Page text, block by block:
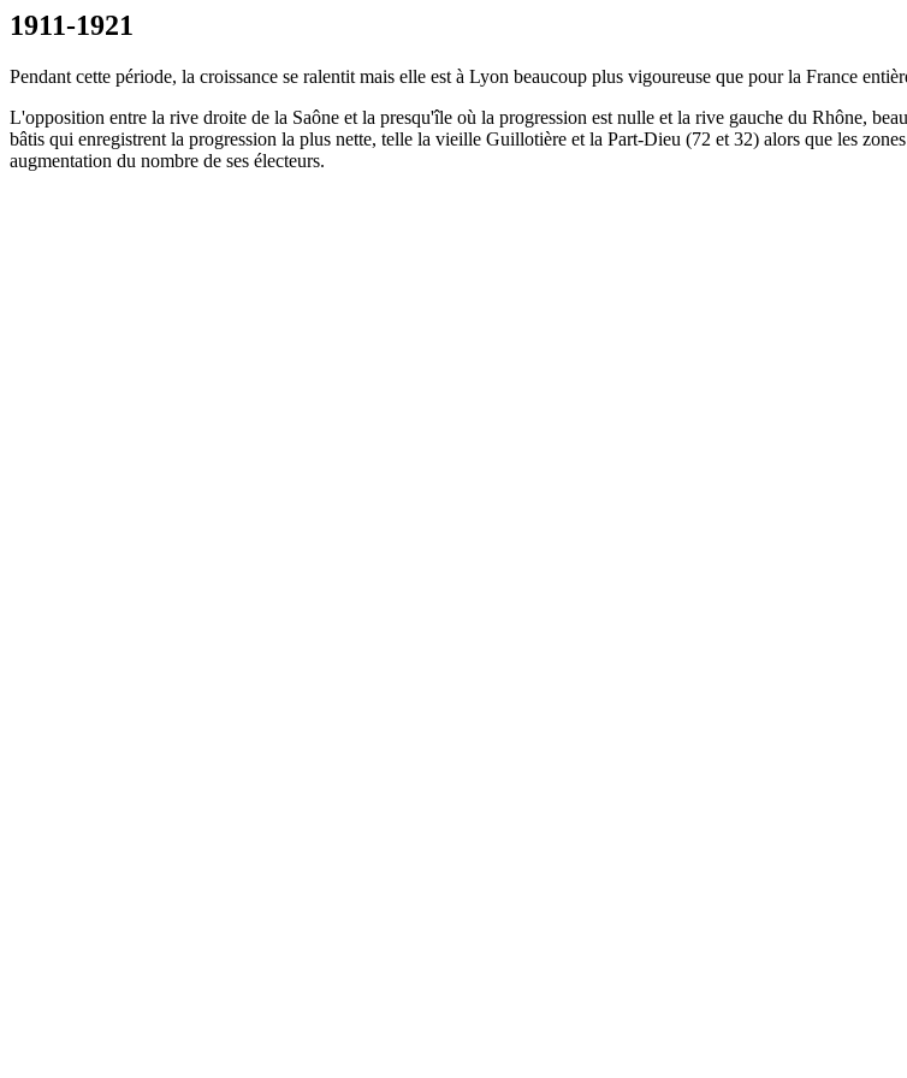
1911-1921
Pendant cette période, la croissance se ralentit mais elle est à Lyon beaucoup plus vigoureuse que pour la France
L'opposition entre la rive droite de la Saône et la presqu'île où la progression est nulle et la rive gauche du Rhône,
bâtis qui enregistrent la progression la plus nette, telle la vieille Guillotière et la Part-Dieu (72 et 32) alors que les
augmentation du nombre de ses électeurs.